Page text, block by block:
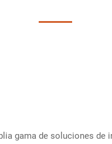
gama de soluciones